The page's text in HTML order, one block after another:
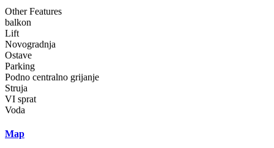
Other Features
balkon
Lift
Novogradnja
Ostave
Parking
Podno centralno grijanje
Struja
VI sprat
Voda
Map